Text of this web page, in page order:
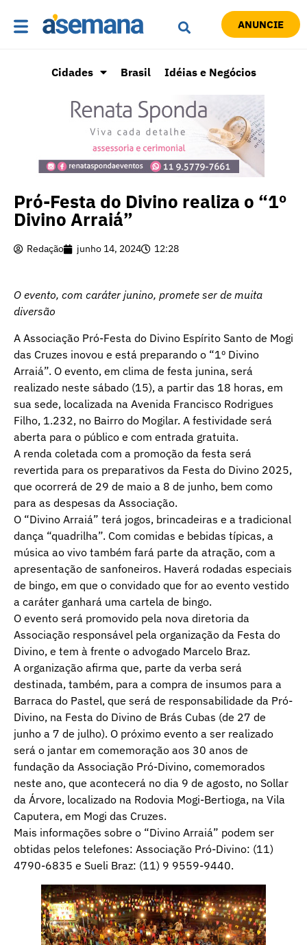
ANUNCIE
Cidades Brasil Idéias e Negócios
Pró-Festa do Divino realiza o “1º
Divino Arraiá”
Redação junho 14, 2024 12:28
O evento, com caráter junino, promete ser de muita
diversão
A Associação Pró-Festa do Divino Espírito Santo de Mogi
das Cruzes inovou e está preparando o “1º Divino
Arraiá”. O evento, em clima de festa junina, será
realizado neste sábado (15), a partir das 18 horas, em
sua sede, localizada na Avenida Francisco Rodrigues
Filho, 1.232, no Bairro do Mogilar. A festividade será
aberta para o público e com entrada gratuita.
A renda coletada com a promoção da festa será
revertida para os preparativos da Festa do Divino 2025,
que ocorrerá de 29 de maio a 8 de junho, bem como
para as despesas da Associação.
O “Divino Arraiá” terá jogos, brincadeiras e a tradicional
dança “quadrilha”. Com comidas e bebidas típicas, a
música ao vivo também fará parte da atração, com a
apresentação de sanfoneiros. Haverá rodadas especiais
de bingo, em que o convidado que for ao evento vestido
a caráter ganhará uma cartela de bingo.
O evento será promovido pela nova diretoria da
Associação responsável pela organização da Festa do
Divino, e tem à frente o advogado Marcelo Braz.
A organização afirma que, parte da verba será
destinada, também, para a compra de insumos para a
Barraca do Pastel, que será de responsabilidade da Pró-
Divino, na Festa do Divino de Brás Cubas (de 27 de
junho a 7 de julho). O próximo evento a ser realizado
será o jantar em comemoração aos 30 anos de
fundação da Associação Pró-Divino, comemorados
neste ano, que acontecerá no dia 9 de agosto, no Sollar
da Árvore, localizado na Rodovia Mogi-Bertioga, na Vila
Caputera, em Mogi das Cruzes.
Mais informações sobre o “Divino Arraiá” podem ser
obtidas pelos telefones: Associação Pró-Divino: (11)
4790-6835 e Sueli Braz: (11) 9 9559-9440.